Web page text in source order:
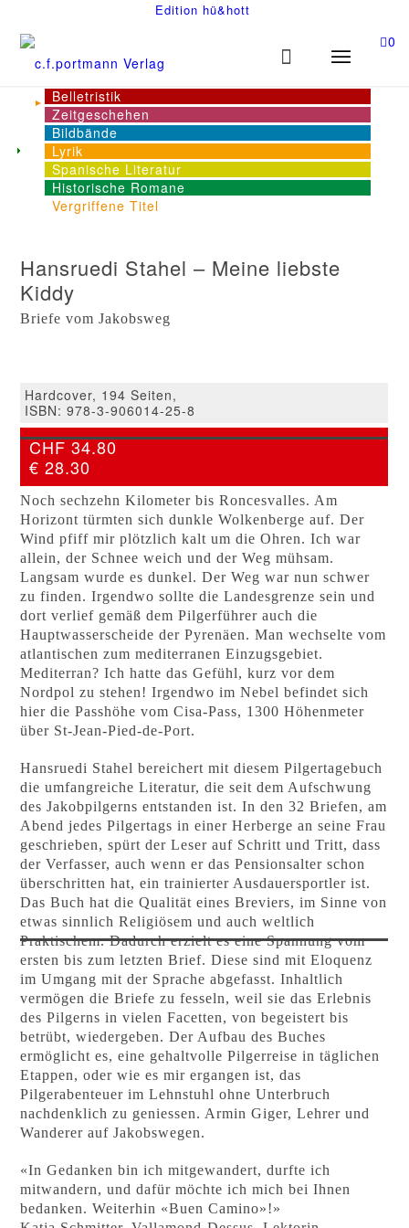
Edition hü&hott
0
Belletristik
Zeitgeschehen
Bildbände
Lyrik
Spanische Literatur
Historische Romane
Vergriffene Titel
Hansruedi Stahel – Meine liebste
Kiddy
Briefe vom Jakobsweg
Hardcover, 194 Seiten,
ISBN: 978-3-906014-25-8
CHF 34.80
€ 28.30
Noch sechzehn Kilometer bis Roncesvalles. Am
Horizont türmten sich dunkle Wolkenberge auf. Der
Wind pfiff mir plötzlich kalt um die Ohren. Ich war
allein, der Schnee weich und der Weg mühsam.
Langsam wurde es dunkel. Der Weg war nun schwer
zu finden. Irgendwo sollte die Landesgrenze sein und
dort verlief gemäß dem Pilgerführer auch die
Hauptwasserscheide der Pyrenäen. Man wechselte vom
atlantischen zum mediterranen Einzugsgebiet.
Mediterran? Ich hatte das Gefühl, kurz vor dem
Nordpol zu stehen! Irgendwo im Nebel befindet sich
hier die Passhöhe vom Cisa-Pass, 1300 Höhenmeter
über St-Jean-Pied-de-Port.
Hansruedi Stahel bereichert mit diesem Pilgertagebuch
die umfangreiche Literatur, die seit dem Aufschwung
des Jakobpilgerns entstanden ist. In den 32 Briefen, am
Abend jedes Pilgertags in einer Herberge an seine Frau
geschrieben, spürt der Leser auf Schritt und Tritt, dass
der Verfasser, auch wenn er das Pensionsalter schon
überschritten hat, ein trainierter Ausdauersportler ist.
Das Buch hat die Qualität eines Breviers, im Sinne von
etwas sinnlich Religiösem und auch weltlich
Praktischem. Dadurch erzielt es eine Spannung vom
ersten bis zum letzten Brief. Diese sind mit Eloquenz
im Umgang mit der Sprache abgefasst. Inhaltlich
vermögen die Briefe zu fesseln, weil sie das Erlebnis
des Pilgerns in vielen Facetten, von begeistert bis
betrübt, wiedergeben. Der Aufbau des Buches
ermöglicht es, eine gehaltvolle Pilgerreise in täglichen
Etappen, oder wie es mir ergangen ist, das
Pilgerabenteuer im Lehnstuhl ohne Unterbruch
nachdenklich zu geniessen. Armin Giger, Lehrer und
Wanderer auf Jakobswegen.
«In Gedanken bin ich mitgewandert, durfte ich
mitwandern, und dafür möchte ich mich bei Ihnen
bedanken. Weiterhin «Buen Camino»!»